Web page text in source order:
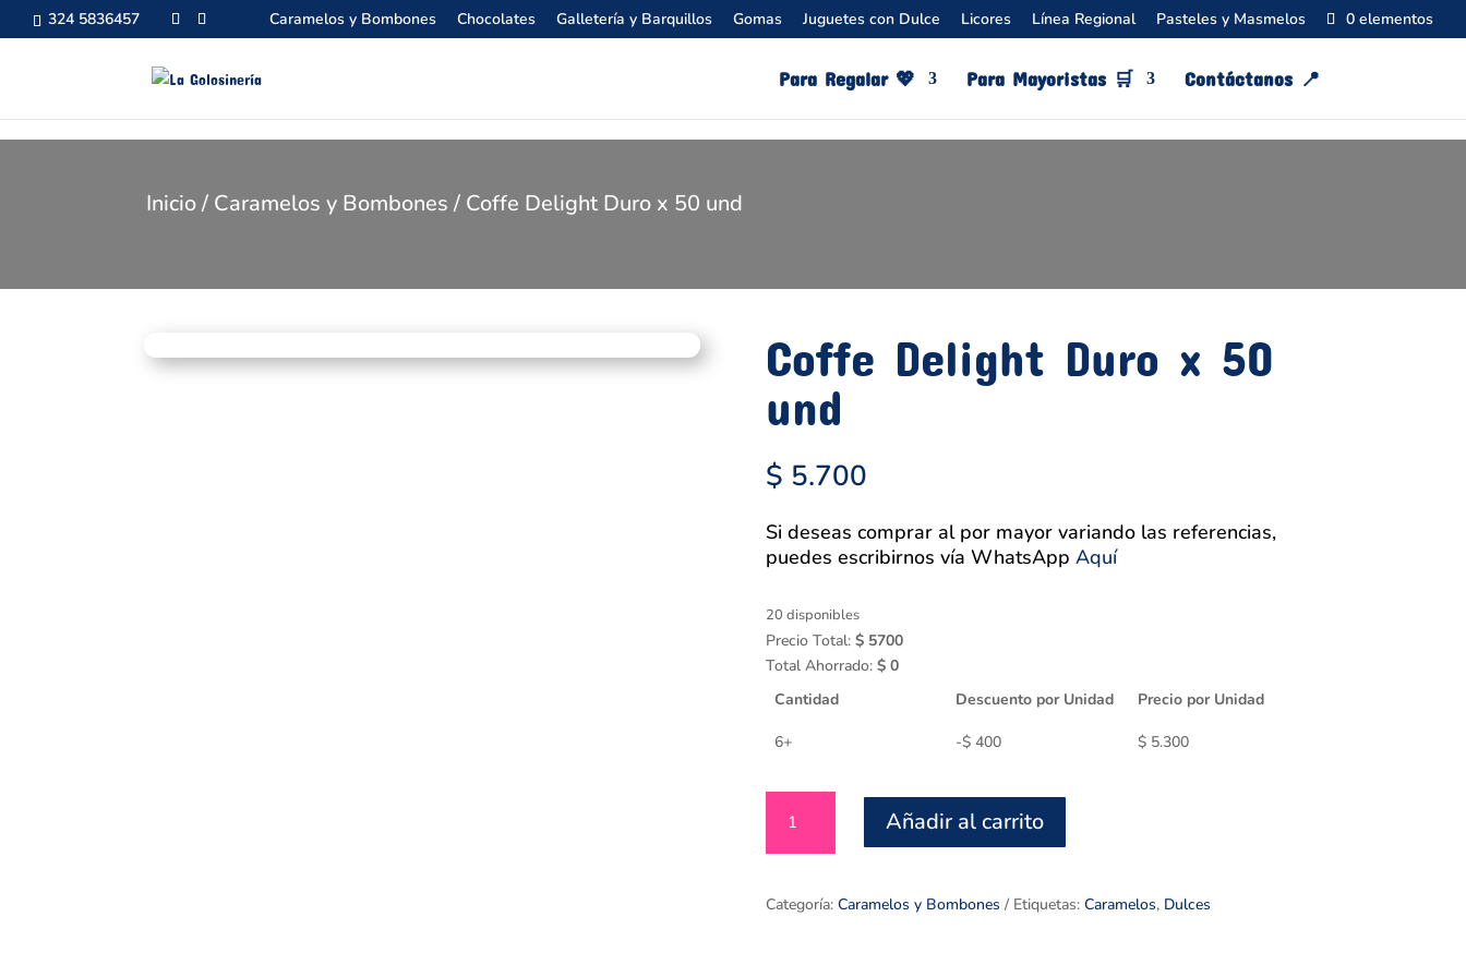
324 5836457 Caramelos y Bombones Chocolates Galletería y Barquillos Gomas Juguetes con Dulce Licores Línea Regional Pasteles y Masmelos 0 elementos
Para Regalar 💖​ Para Mayoristas 🛒 Contáctanos 📍​
Inicio/ Caramelos y Bombones / Coffe Delight Duro x 50 und
Coffe Delight Duro x 50
und
$ 5.700
Si deseas comprar al por mayor variando las referencias,
puedes escribirnos vía WhatsApp Aquí
20 disponibles
Precio Total: $5700
Total Ahorrado: $0
Cantidad
Descuento por Unidad Precio por Unidad
6+ -$400 $5.300
Delight
Duro
50
Añadir al carrito
Categoría: Caramelos y Bombones Etiquetas: Caramelos, Dulces